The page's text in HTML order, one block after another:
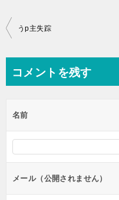
投
ビ
ー
シ
ン
うp主失踪
コメントを残す
名前
メール（公開されません）